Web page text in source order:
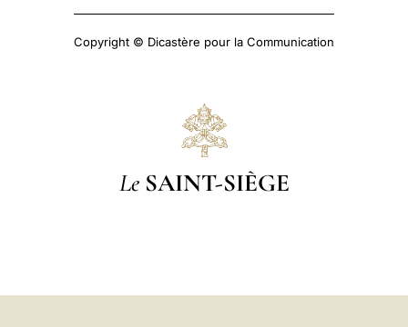
Copyright © Dicastère pour la Communication
Le SAINT-SIÈGE